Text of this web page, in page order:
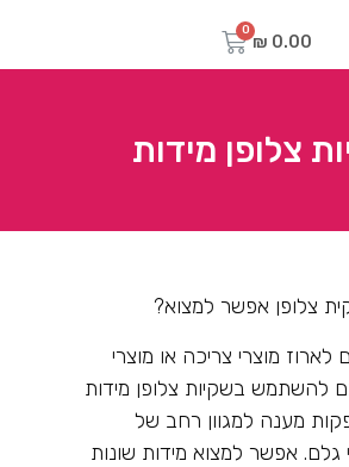
₪ 0.00
צלופן מידות
צלופן אפשר למצוא?
מוצרי צריכה או מוצרי
להשתמש בשקיות צלופן מידות
מענה למגוון רחב של
גלם. אפשר למצוא מידות שונות